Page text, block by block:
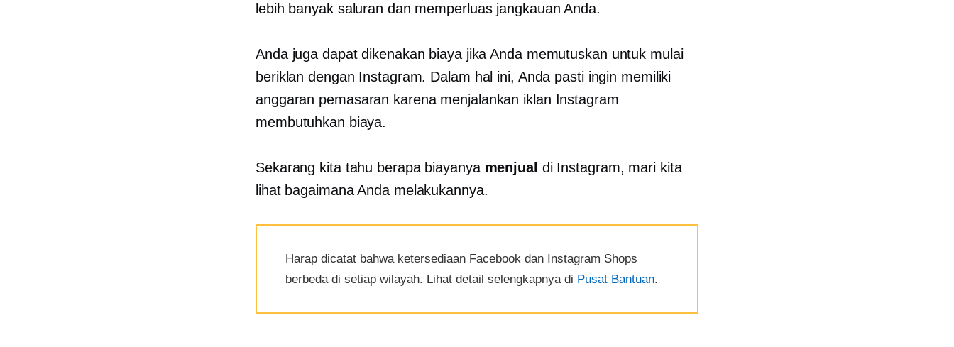
lebih banyak saluran dan memperluas jangkauan Anda.
Anda juga dapat dikenakan biaya jika Anda memutuskan untuk mulai
beriklan dengan Instagram. Dalam hal ini, Anda pasti ingin memiliki
anggaran pemasaran karena menjalankan iklan Instagram
membutuhkan biaya.
Sekarang kita tahu berapa biayanya menjual di Instagram, mari kita
lihat bagaimana Anda melakukannya.
Harap dicatat bahwa ketersediaan Facebook dan Instagram Shops
berbeda di setiap wilayah. Lihat detail selengkapnya di Pusat Bantuan.